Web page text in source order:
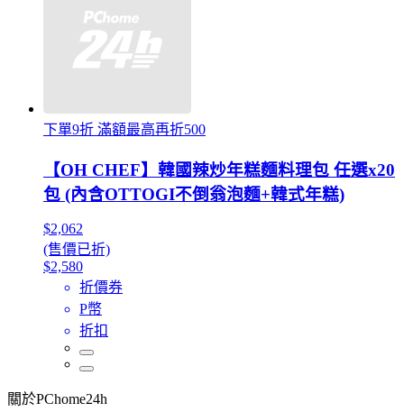
下單9折 滿額最高再折500
【OH CHEF】韓國辣炒年糕麵料理包 任選x20
包 (內含OTTOGI不倒翁泡麵+韓式年糕)
$2,062
(售價已折)
$2,580
折價券
P幣
折扣
關於PChome24h